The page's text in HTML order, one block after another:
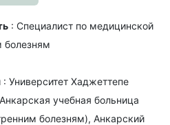
: Специалист по медицинской
болезням
: Университет Хаджеттепе
учебная больница
болезням), Анкарский